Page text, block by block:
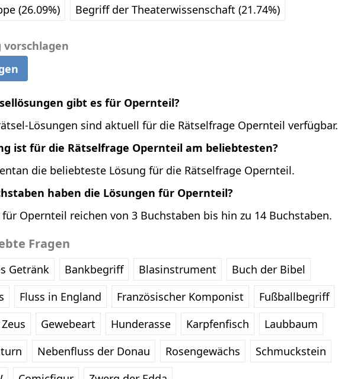
(26.09%)
Begriff der Theaterwissenschaft (21.74%)
vorschlagen
gibt es für Opernteil?
Lösungen sind aktuell für die Rätselfrage Opernteil verfügbar.
ist für die Rätselfrage Opernteil am beliebtesten?
die beliebteste Lösung für die Rätselfrage Opernteil.
haben die Lösungen für Opernteil?
Opernteil reichen von 3 Buchstaben bis hin zu 14 Buchstaben.
Fragen
Getränk Bankbegriff Blasinstrument
Buch der Bibel
Fluss in England Französischer Komponist
Fußballbegriff
Gewebeart Hunderasse Karpfenfisch
Laubbaum
Nebenfluss der Donau Rosengewächs
Schmuckstein